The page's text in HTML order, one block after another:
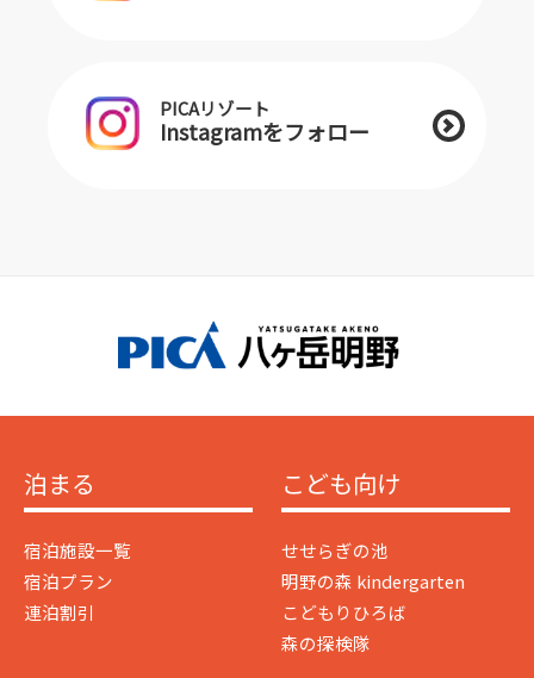
PICAリゾート
Instagramをフォロー
泊まる
宿泊施設一覧
宿泊プラン
連泊割引
こども向け
せせらぎの池
明野の森 kindergarten
こどもりひろば
森の探検隊